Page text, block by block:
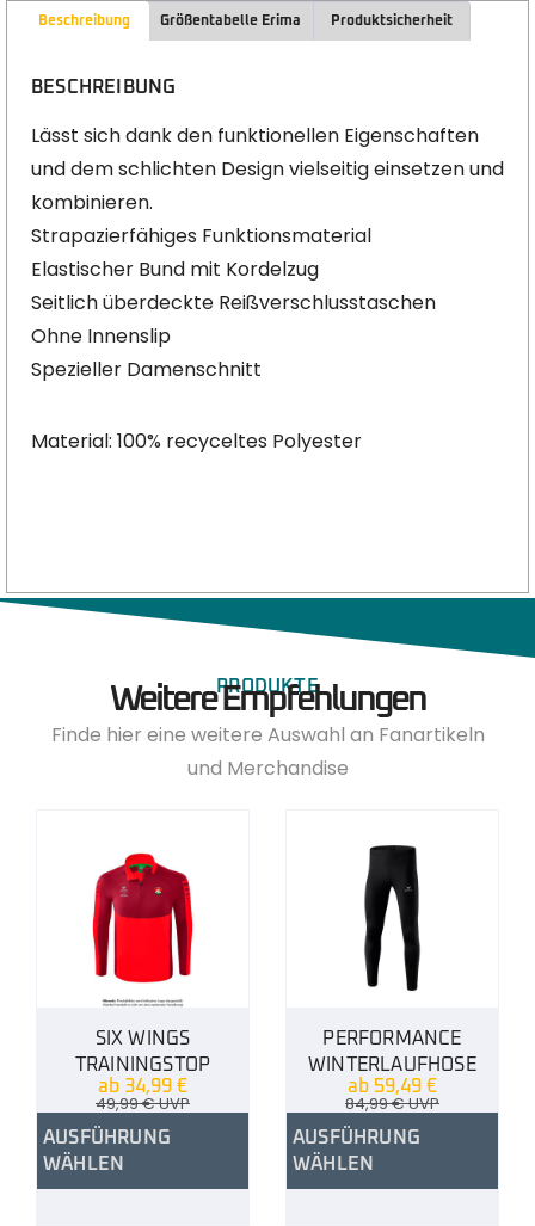
Beschreibung Größentabelle Erima Produktsicherheit
BESCHREIBUNG
Lässt sich dank den funktionellen Eigenschaften
und dem schlichten Design vielseitig einsetzen und
kombinieren.
Strapazierfähiges Funktionsmaterial
Elastischer Bund mit Kordelzug
Seitlich überdeckte Reißverschlusstaschen
Ohne Innenslip
Spezieller Damenschnitt
Material: 100% recyceltes Polyester
PRODUKTE
Weitere Empfehlungen
Finde hier eine weitere Auswahl an Fanartikeln
und Merchandise
SIX WINGS
TRAININGSTOP
ab 34,99 €
49,99€UVP
AUSFÜHRUNG
WÄHLEN
PERFORMANCE
WINTERLAUFHOSE
ab 59,49 €
84,99€UVP
AUSFÜHRUNG
WÄHLEN